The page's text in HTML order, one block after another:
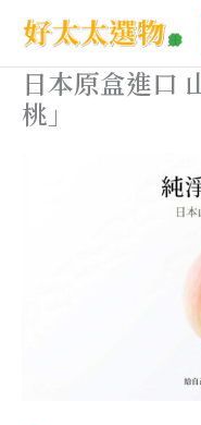
內 日本原盒進口
桃」